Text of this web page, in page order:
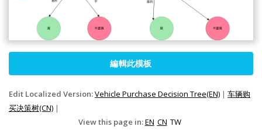
編輯此模板
Edit Localized Version:Vehicle Purchase Decision Tree(EN) | 车辆购
买决策树(CN) |
View this page in:EN CN TW